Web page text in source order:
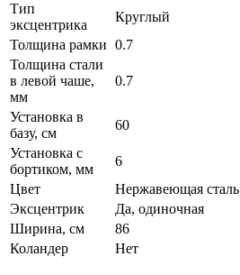
Тип
эксцентрика
Круглый
Толщина рамки 0.7
Толщина стали
в левой чаше,
мм
0.7
Установка в
базу, см
60
Установка с
бортиком, мм
6
Цвет
Нержавеющая сталь
Эксцентрик
Да, одиночная
Ширина, см
86
Коландер
Нет